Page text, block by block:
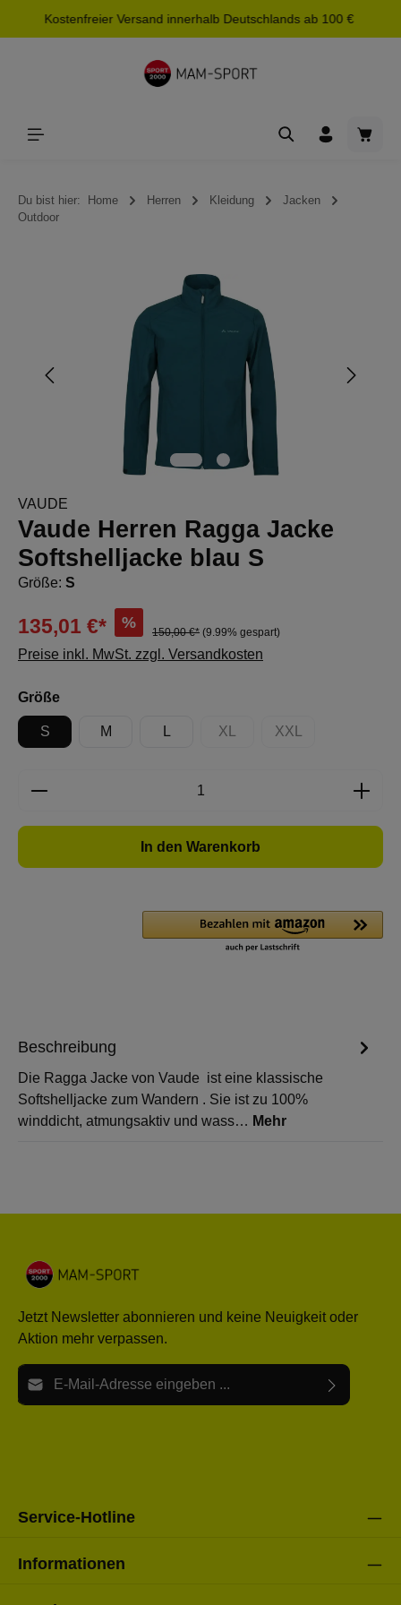
springen
Kostenfreier Versand innerhalb Deutschlands ab 100 €
Du bist hier: Home Herren Kleidung
Jacken
Outdoor
Bildergalerie überspringen
VAUDE
Vaude Herren Ragga Jacke
Softshelljacke blau S
Größe: S
135,01 €* %
150,00 €* (9.99% gespart)
Preise inkl. MwSt. zzgl. Versandkosten
Größeauswählen
S M L XL
(Diese Option ist zurzeit nicht
XXL
(Diese Option ist
Produkt Anzahl: Gib den gewünschten
In den Warenkorb
Beschreibung
Die Ragga Jacke von Vaude ist eine klassische
Softshelljacke zum Wandern . Sie ist zu 100%
winddicht, atmungsaktiv und wass… Mehr
Jetzt Newsletter abonnieren und keine Neuigkeit oder
Aktion mehr verpassen.
E-Mail-Adresse*
Service-Hotline
Informationen